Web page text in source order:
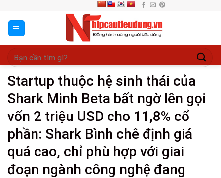
content
Startup thuộc hệ sinh thái của
Shark Minh Beta bất ngờ lên gọi
vốn 2 triệu USD cho 11,8% cổ
phần: Shark Bình chê định giá
quá cao, chỉ phù hợp với giai
đoạn ngành công nghệ đang